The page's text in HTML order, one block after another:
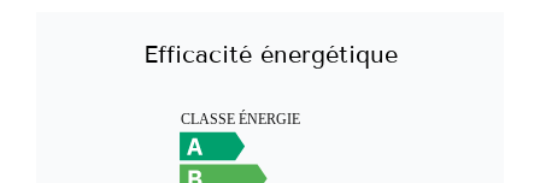
Efficacité énergétique